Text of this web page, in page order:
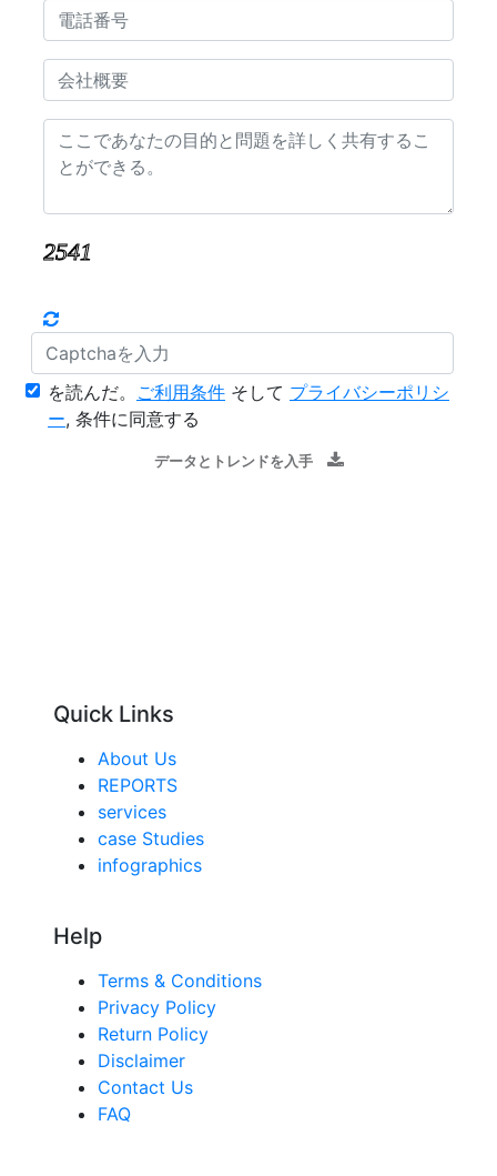
を読んだ。 ご利用条件 そして プライバシーポリシ
ー, 条件に同意する
データとトレンドを入手
Quick Links
About Us
REPORTS
services
case Studies
infographics
Help
Terms & Conditions
Privacy Policy
Return Policy
Disclaimer
Contact Us
FAQ